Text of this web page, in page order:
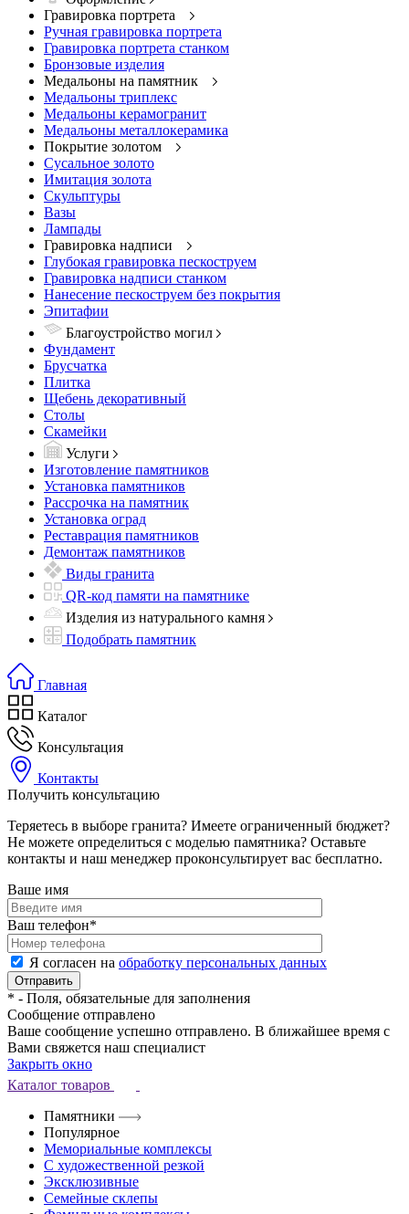
Гравировка портрета
Ручная гравировка портрета
Гравировка портрета станком
Бронзовые изделия
Медальоны на памятник
Медальоны триплекс
Медальоны керамогранит
Медальоны металлокерамика
Покрытие золотом
Сусальное золото
Имитация золота
Скульптуры
Вазы
Лампады
Гравировка надписи
Глубокая гравировка пескоструем
Гравировка надписи станком
Нанесение пескоструем без покрытия
Эпитафии
Благоустройство могил
Фундамент
Брусчатка
Плитка
Щебень декоративный
Столы
Скамейки
Услуги
Изготовление памятников
Установка памятников
Рассрочка на памятник
Установка оград
Реставрация памятников
Демонтаж памятников
Виды гранита
QR-код памяти на памятнике
Изделия из натурального камня
Подобрать памятник
Главная
Каталог
Консультация
Контакты
Получить консультацию
Теряетесь в выборе гранита? Имеете ограниченный бюджет?
Не можете определиться с моделью памятника? Оставьте
контакты и наш менеджер проконсультирует вас бесплатно.
Ваше имя
Ваш телефон*
Я согласен на обработку персональных данных
* - Поля, обязательные для заполнения
Сообщение отправлено
Ваше сообщение успешно отправлено. В ближайшее время с
Вами свяжется наш специалист
Закрыть окно
Каталог товаров
Памятники
Популярное
Мемориальные комплексы
С художественной резкой
Эксклюзивные
Семейные склепы